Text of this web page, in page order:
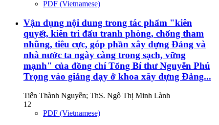
PDF (Vietnamese)
Vận dụng nội dung trong tác phẩm "kiên
quyết, kiên trì đấu tranh phòng, chống tham
nhũng, tiêu cực, góp phần xây dựng Đảng và
nhà nước ta ngày càng trong sạch, vững
mạnh" của đồng chí Tổng Bí thư Nguyễn Phú
Trọng vào giảng dạy ở khoa xây dựng Đảng...
Tiến Thành Nguyễn; ThS. Ngô Thị Minh Lành
12
PDF (Vietnamese)